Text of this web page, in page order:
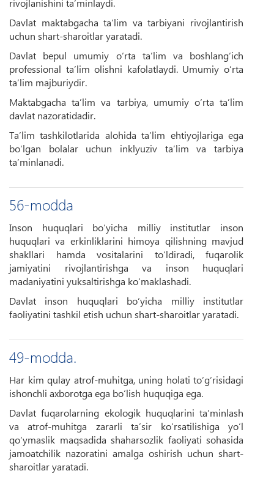
rivojlanishini ta’minlaydi.
Davlat maktabgacha ta’lim va tarbiyani rivojlantirish
uchun shart-sharoitlar yaratadi.
Davlat bepul umumiy o‘rta ta’lim va boshlang‘ich
professional ta’lim olishni kafolatlaydi. Umumiy o‘rta
ta’lim majburiydir.
Maktabgacha ta’lim va tarbiya, umumiy o‘rta ta’lim
davlat nazoratidadir.
Ta’lim tashkilotlarida alohida ta’lim ehtiyojlariga ega
bo‘lgan bolalar uchun inklyuziv ta’lim va tarbiya
ta’minlanadi.
56-modda
Inson huquqlari bo‘yicha milliy institutlar inson
huquqlari va erkinliklarini himoya qilishning mavjud
shakllari hamda vositalarini to‘ldiradi, fuqarolik
jamiyatini rivojlantirishga va inson huquqlari
madaniyatini yuksaltirishga ko‘maklashadi.
Davlat inson huquqlari bo‘yicha milliy institutlar
faoliyatini tashkil etish uchun shart-sharoitlar yaratadi.
49-modda.
Har kim qulay atrof-muhitga, uning holati to‘g‘risidagi
ishonchli axborotga ega bo‘lish huquqiga ega.
Davlat fuqarolarning ekologik huquqlarini ta’minlash
va atrof-muhitga zararli ta’sir ko‘rsatilishiga yo‘l
qo‘ymaslik maqsadida shaharsozlik faoliyati sohasida
jamoatchilik nazoratini amalga oshirish uchun shart-
sharoitlar yaratadi.